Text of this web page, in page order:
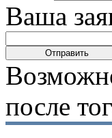
Ваша
после